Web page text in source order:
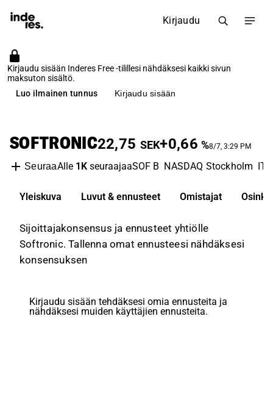
Kirjaudu
Kirjaudu sisään Inderes Free -tilillesi nähdäksesi kaikki sivun
maksuton sisältö.
Luo ilmainen tunnus
Kirjaudu sisään
SOFTRONIC22,75 SEK+0,66 %8/7, 3:29 PM
SeuraaAlle 1KseuraajaaSOF B NASDAQ Stockholm IT
Yleiskuva Luvut & ennusteet Omistajat Osinko
Sijoittajakonsensus ja ennusteet yhtiölle
Softronic. Tallenna omat ennusteesi nähdäksesi
konsensuksen
Kirjaudu sisään tehdäksesi omia ennusteita ja
nähdäksesi muiden käyttäjien ennusteita.